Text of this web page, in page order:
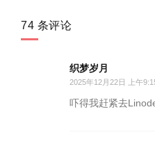
74 条评论
织梦岁月
2025年12月22日 上午
吓得我赶紧去